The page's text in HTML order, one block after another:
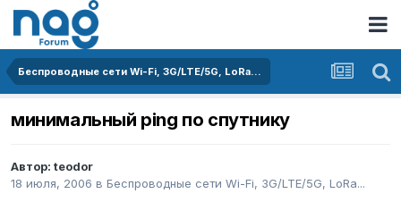
Беспроводные сети Wi-Fi, 3G/LTE/5G, LoRa...
минимальный ping по спутнику
Автор: teodor
18 июля, 2006 в Беспроводные сети Wi-Fi, 3G/LTE/5G, LoRa...